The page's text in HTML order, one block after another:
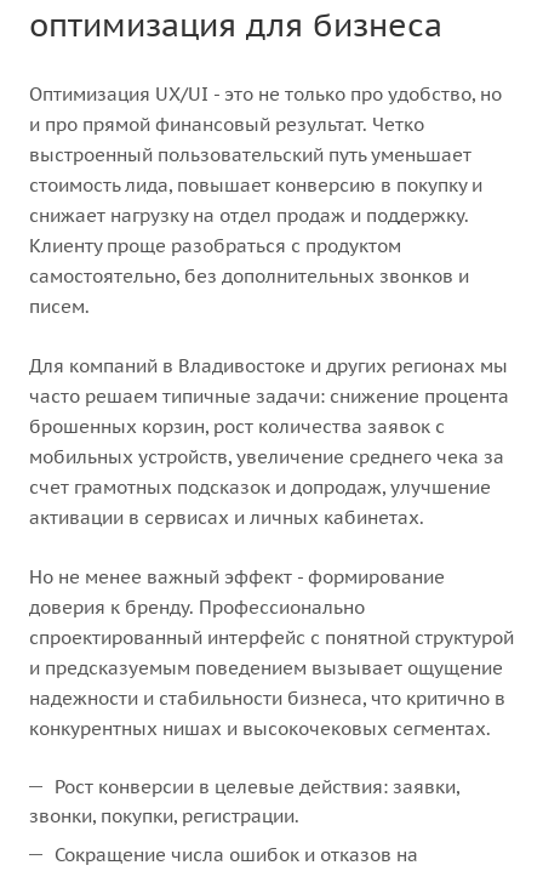
оптимизация для бизнеса
Оптимизация UX/UI - это не только про удобство, но
и про прямой финансовый результат. Четко
выстроенный пользовательский путь уменьшает
стоимость лида, повышает конверсию в покупку и
снижает нагрузку на отдел продаж и поддержку.
Клиенту проще разобраться с продуктом
самостоятельно, без дополнительных звонков и
писем.
Для компаний в Владивостоке и других регионах мы
часто решаем типичные задачи: снижение процента
брошенных корзин, рост количества заявок с
мобильных устройств, увеличение среднего чека за
счет грамотных подсказок и допродаж, улучшение
активации в сервисах и личных кабинетах.
Но не менее важный эффект - формирование
доверия к бренду. Профессионально
спроектированный интерфейс с понятной структурой
и предсказуемым поведением вызывает ощущение
надежности и стабильности бизнеса, что критично в
конкурентных нишах и высокочековых сегментах.
Рост конверсии в целевые действия: заявки,
звонки, покупки, регистрации.
Сокращение числа ошибок и отказов на